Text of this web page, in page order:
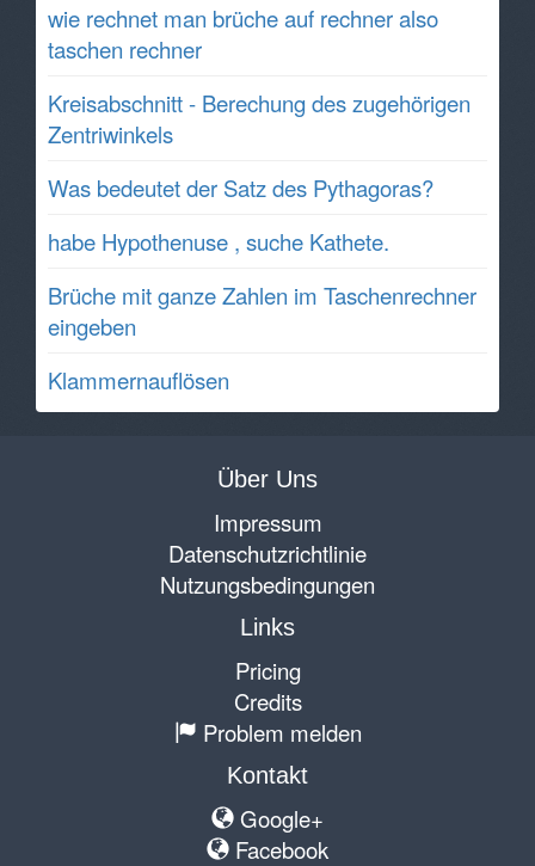
wie rechnet man brüche auf rechner also
taschen rechner
Kreisabschnitt - Berechung des zugehörigen
Zentriwinkels
Was bedeutet der Satz des Pythagoras?
habe Hypothenuse , suche Kathete.
Brüche mit ganze Zahlen im Taschenrechner
eingeben
Klammernauflösen
Über Uns
Impressum
Datenschutzrichtlinie
Nutzungsbedingungen
Links
Pricing
Credits
Problem melden
Kontakt
Google+
Facebook